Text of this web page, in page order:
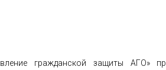
гражданской защиты АГО»